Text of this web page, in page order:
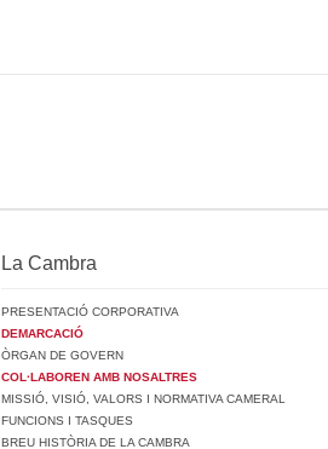
La Cambra
PRESENTACIÓ CORPORATIVA
DEMARCACIÓ
ÒRGAN DE GOVERN
COL·LABOREN AMB NOSALTRES
MISSIÓ, VISIÓ, VALORS I NORMATIVA CAMERAL
FUNCIONS I TASQUES
BREU HISTÒRIA DE LA CAMBRA